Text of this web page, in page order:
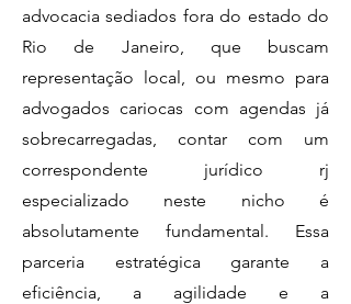
advocacia sediados fora do estado do
Rio de Janeiro, que buscam
representação local, ou mesmo para
advogados cariocas com agendas já
sobrecarregadas, contar com um
correspondente jurídico rj
especializado neste nicho é
absolutamente fundamental. Essa
parceria estratégica garante a
eficiência, a agilidade e a